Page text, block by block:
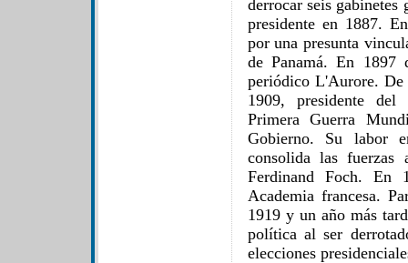
derrocar seis
presidente en 1887.
por una presunta
de Panamá. En 1897
periódico L'Aurore. De
1909, presidente
Primera Guerra
Gobierno. Su labor
consolida las fuerzas
Ferdinand Foch. En
Academia francesa.
1919 y un año más
política al ser
elecciones